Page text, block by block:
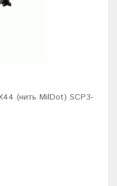
(нить MilDot) SCP3-